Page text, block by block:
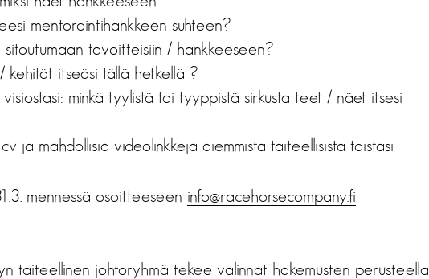
mentorointihankkeen suhteen?
sitoutumaan tavoitteisiin / hankkeeseen?
itseäsi tällä hetkellä ?
minkä tyylistä tai tyyppistä sirkusta teet / näet itsesi
cv ja mahdollisia videolinkkejä aiemmista taiteellisista töistäsi
mennessä osoitteeseen info@racehorsecompany.fi
taiteellinen johtoryhmä tekee valinnat hakemusten perusteella.